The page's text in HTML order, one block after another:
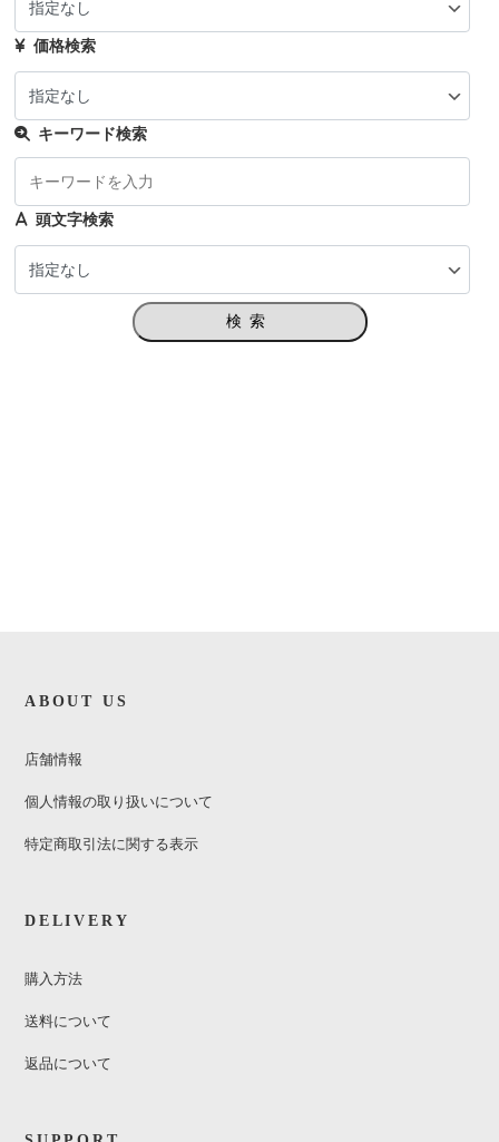
価格検索
キーワード検索
頭文字検索
検索
ABOUT US
店舗情報
個人情報の取り扱いについて
特定商取引法に関する表示
DELIVERY
購入方法
送料について
返品について